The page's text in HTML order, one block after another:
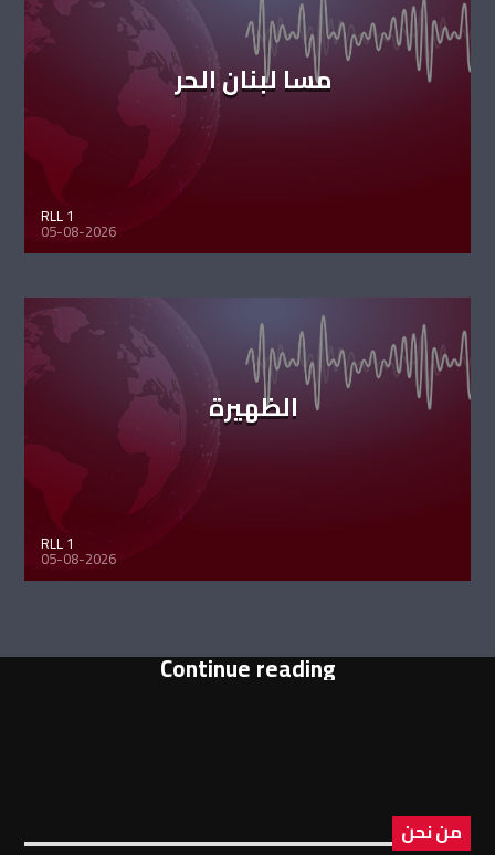
مسا لبنان الحر
RLL 1
05-08-2026
الظهيرة
RLL 1
05-08-2026
Continue reading
من نحن